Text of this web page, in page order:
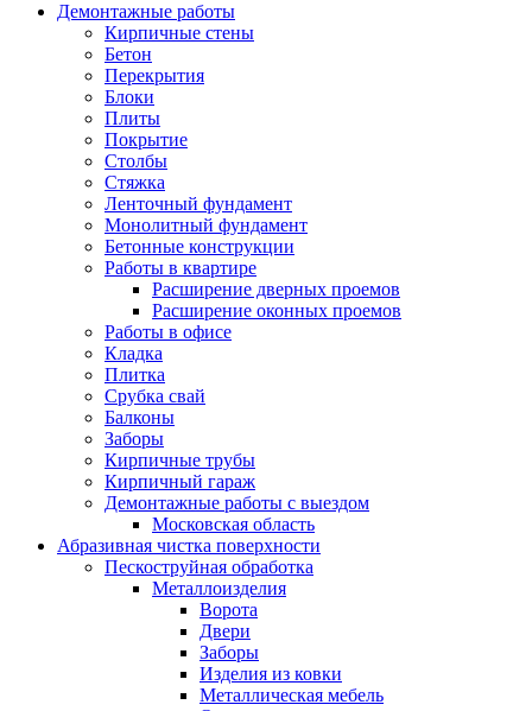
Демонтажные работы
Кирпичные стены
Бетон
Перекрытия
Блоки
Плиты
Покрытие
Столбы
Стяжка
Ленточный фундамент
Монолитный фундамент
Бетонные конструкции
Работы в квартире
Расширение дверных проемов
Расширение оконных проемов
Работы в офисе
Кладка
Плитка
Срубка свай
Балконы
Заборы
Кирпичные трубы
Кирпичный гараж
Демонтажные работы с выездом
Московская область
Абразивная чистка поверхности
Пескоструйная обработка
Металлоизделия
Ворота
Двери
Заборы
Изделия из ковки
Металлическая мебель